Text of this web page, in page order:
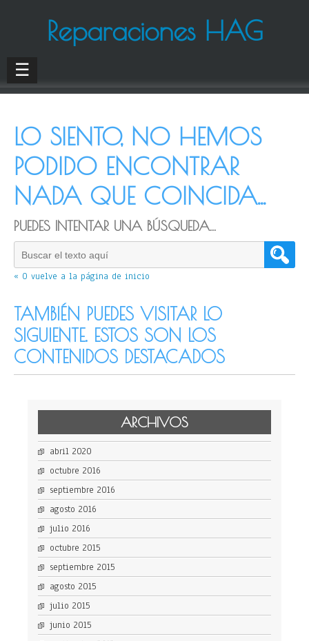
Reparaciones HAG
☰
LO SIENTO, NO HEMOS
PODIDO ENCONTRAR
NADA QUE COINCIDA...
PUEDES INTENTAR UNA BÚSQUEDA...
« O vuelve a la página de inicio
TAMBIÉN PUEDES VISITAR LO
SIGUIENTE. ESTOS SON LOS
CONTENIDOS DESTACADOS
ARCHIVOS
abril 2020
octubre 2016
septiembre 2016
agosto 2016
julio 2016
octubre 2015
septiembre 2015
agosto 2015
julio 2015
junio 2015